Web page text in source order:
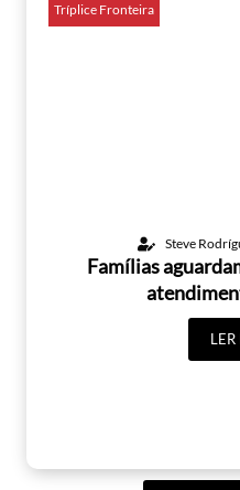
Tríplice Fronteira
Steve
Famílias
LER